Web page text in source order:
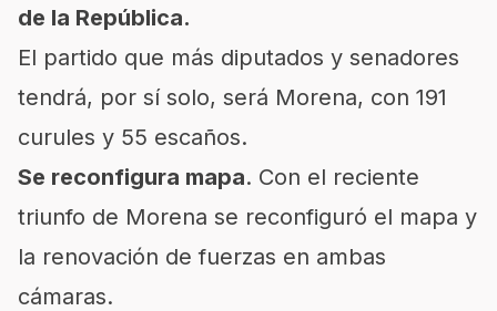
de la República.
El partido que más diputados y senadores
tendrá, por sí solo, será Morena, con 191
curules y 55 escaños.
Se reconfigura mapa. Con el reciente
triunfo de Morena se reconfiguró el mapa y
la renovación de fuerzas en ambas
cámaras.